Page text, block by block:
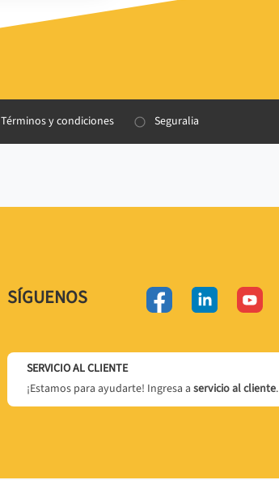
Términos y condiciones Seguralia
SÍGUENOS
SERVICIO AL CLIENTE
¡Estamos para ayudarte! Ingresa a servicio al cliente.